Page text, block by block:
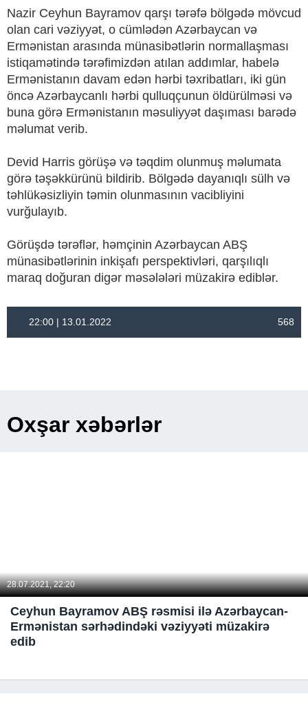
Nazir Ceyhun Bayramov qarşı tərəfə bölgədə mövcud
olan cari vəziyyət, o cümlədən Azərbaycan və
Ermənistan arasında münasibətlərin normallaşması
istiqamətində tərəfimizdən atılan addımlar, habelə
Ermənistanın davam edən hərbi təxribatları, iki gün
öncə Azərbaycanlı hərbi qulluqçunun öldürülməsi və
buna görə Ermənistanın məsuliyyət daşıması barədə
məlumat verib.
Devid Harris görüşə və təqdim olunmuş məlumata
görə təşəkkürünü bildirib. Bölgədə dayanıqlı sülh və
təhlükəsizliyin təmin olunmasının vacibliyini
vurğulayıb.
Görüşdə tərəflər, həmçinin Azərbaycan ABŞ
münasibətlərinin inkişafı perspektivləri, qarşılıqlı
maraq doğuran digər məsələləri müzakirə ediblər.
22:00 | 13.01.2022 568
Oxşar xəbərlər
28.07.2021, 22:20
Ceyhun Bayramov ABŞ rəsmisi ilə Azərbaycan-
Ermənistan sərhədindəki vəziyyəti müzakirə
edib